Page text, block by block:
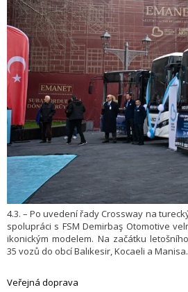
4.3. – Po uvedení řady Crossway na
spolupráci s FSM Demirbaş Otomotive
ikonickým modelem. Na začátku
35 vozů do obcí Balıkesir, Kocaeli a Manisa.
Veřejná doprava